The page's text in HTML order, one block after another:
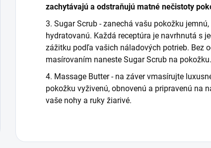
zachytávajú a odstraňujú matné nečistoty
3. Sugar Scrub - zanechá vašu pokožku
hydratovanú. Každá receptúra je navrhnutá s
zážitku podľa vašich náladových potrieb. Bez
masírovaním naneste Sugar Scrub na
4. Massage Butter - na záver vmasírujte
pokožku vyživenú, obnovenú a pripravenú na
vaše nohy a ruky žiarivé.